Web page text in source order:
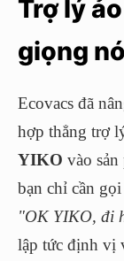
Trợ lý
giọng
Ecovacs đã
hợp thẳng trợ
YIKO vào
bạn chỉ cần gọi
"OK YIKO, đi
lập tức định vị